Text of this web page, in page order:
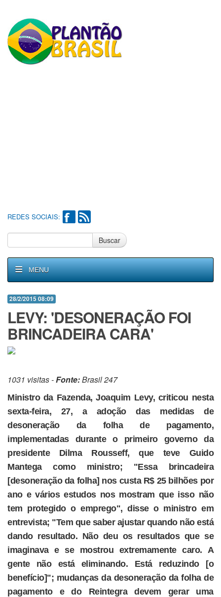
REDES SOCIAIS:
Buscar
MENU
28/2/2015 08:09
LEVY: 'DESONERAÇÃO FOI
BRINCADEIRA CARA'
1031 visitas -Fonte:Brasil 247
Ministro da Fazenda, Joaquim Levy, criticou nesta
sexta-feira, 27, a adoção das medidas de
desoneração da folha de pagamento,
implementadas durante o primeiro governo da
presidente Dilma Rousseff, que teve Guido
Mantega como ministro; "Essa brincadeira
[desoneração da folha] nos custa R$ 25 bilhões por
ano e vários estudos nos mostram que isso não
tem protegido o emprego", disse o ministro em
entrevista; "Tem que saber ajustar quando não está
dando resultado. Não deu os resultados que se
imaginava e se mostrou extremamente caro. A
gente não está eliminando. Está reduzindo [o
benefício]"; mudanças da desoneração da folha de
pagamento e do Reintegra devem gerar uma